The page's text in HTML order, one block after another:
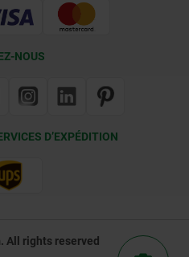
NOUS
D’EXPÉDITION
All rights reserved